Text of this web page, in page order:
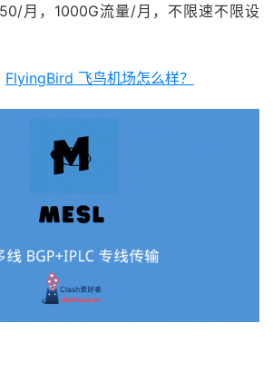
月，1000G流量/月，不限速不限设
FlyingBird 飞鸟机场怎么样？